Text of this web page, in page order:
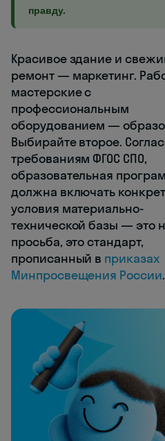
правду.
Красивое здание и
ремонт — маркетинг.
мастерские с
профессиональным
оборудованием —
Выбирайте второе.
требованиям ФГОС СПО,
образовательная
должна включать
условия материально-
технической базы — это
просьба, это стандарт,
прописанный в приказах
Минпросвещения России.